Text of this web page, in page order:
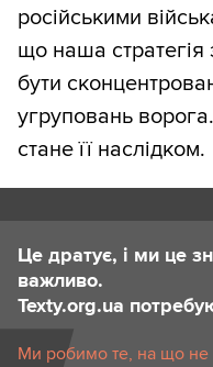
російськими
що наша
бути
угруповань
стане її наслідком.
Це дратує, і ми це
важливо.
Texty.org.ua
Ми робимо те, на що не